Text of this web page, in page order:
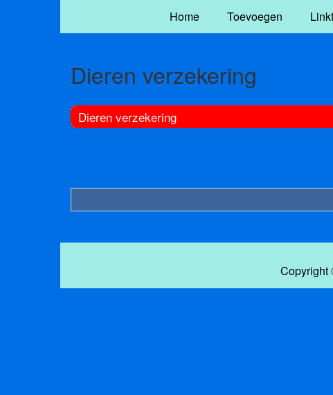
Home Toevoegen
Dieren verzekering
Dieren verzekering
Copyright